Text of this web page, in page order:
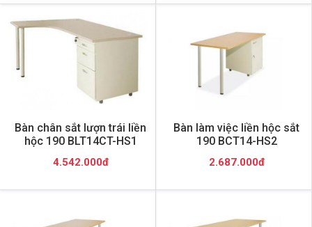
Bàn chân sắt lượn trái liền
hộc 190 BLT14CT-HS1
4.542.000đ
Bàn làm việc liền hộc sắt
190 BCT14-HS2
2.687.000đ